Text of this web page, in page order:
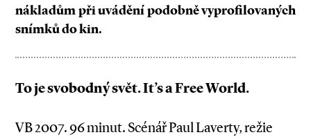
nákladům při uvádění podobně vyprofilovaných
snímků do kin.
To je svobodný svět. It’s a Free World.
VB 2007. 96 minut. Scénář Paul Laverty, režie